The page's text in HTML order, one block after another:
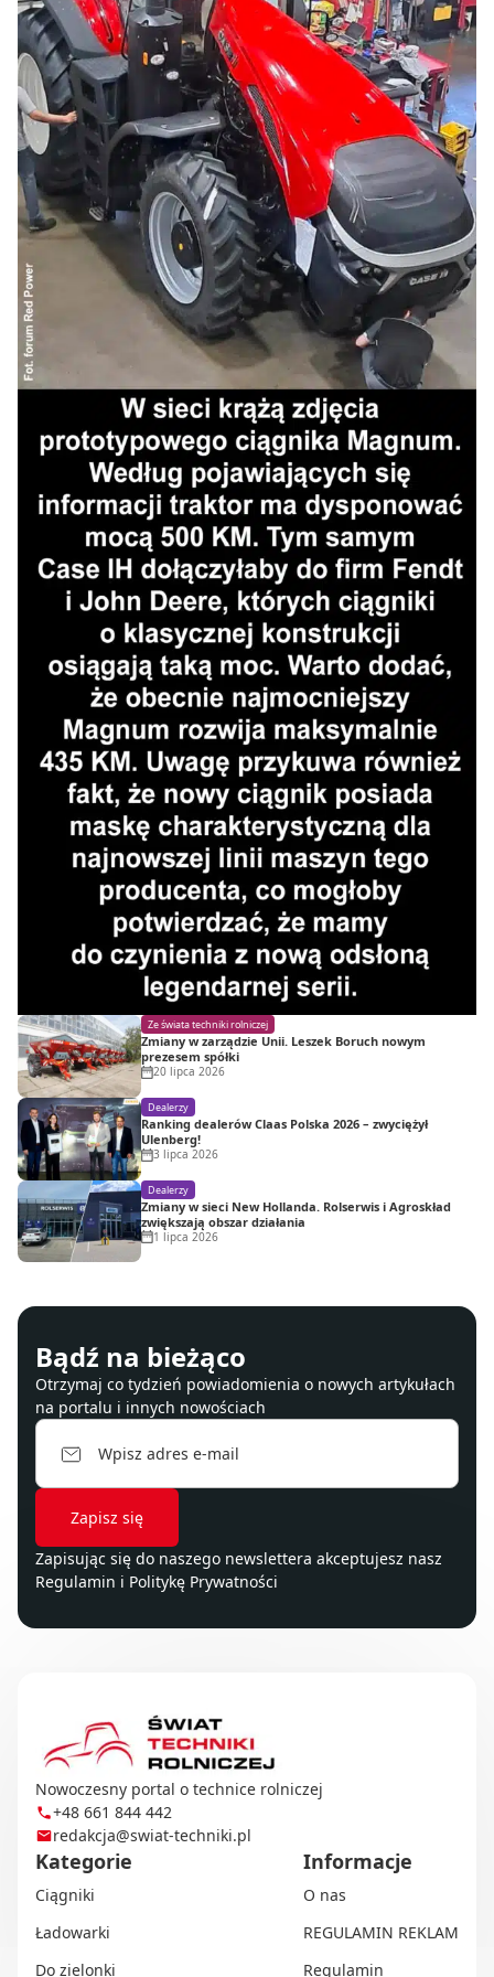
Ze świata techniki rolniczej
Zmiany w zarządzie Unii. Leszek Boruch nowym
prezesem spółki
20 lipca 2026
Dealerzy
Ranking dealerów Claas Polska 2026 – zwyciężył
Ulenberg!
3 lipca 2026
Dealerzy
Zmiany w sieci New Hollanda. Rolserwis i Agroskład
zwiększają obszar działania
1 lipca 2026
Bądź na bieżąco
Otrzymaj co tydzień powiadomienia o nowych artykułach
na portalu i innych nowościach
Zapisując się do naszego newslettera akceptujesz nasz
Regulamin i Politykę Prywatności
Nowoczesny portal o technice rolniczej
+48 661 844 442
redakcja@swiat-techniki.pl
Kategorie
Ciągniki
Ładowarki
Do zielonki
Informacje
O nas
REGULAMIN REKLAM
Regulamin